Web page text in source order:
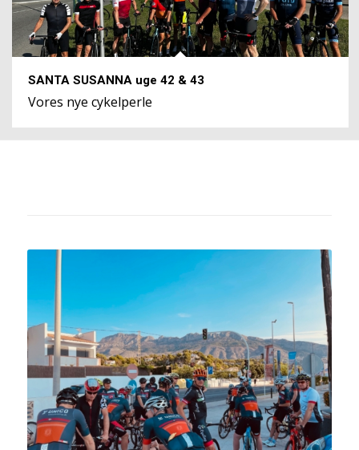
SANTA SUSANNA uge 42 & 43
Vores nye cykelperle